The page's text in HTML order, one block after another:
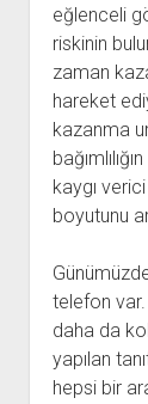
eğlenceli
riskinin
zaman
hareket
kazanma
kaygı
boyutunu
telefon var.
daha da
yapılan
hepsi bir